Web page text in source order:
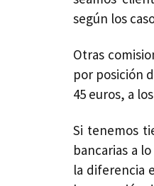
según los
Otras
por posición
45 euros, a
Si tenemos
bancarias a
la diferencia